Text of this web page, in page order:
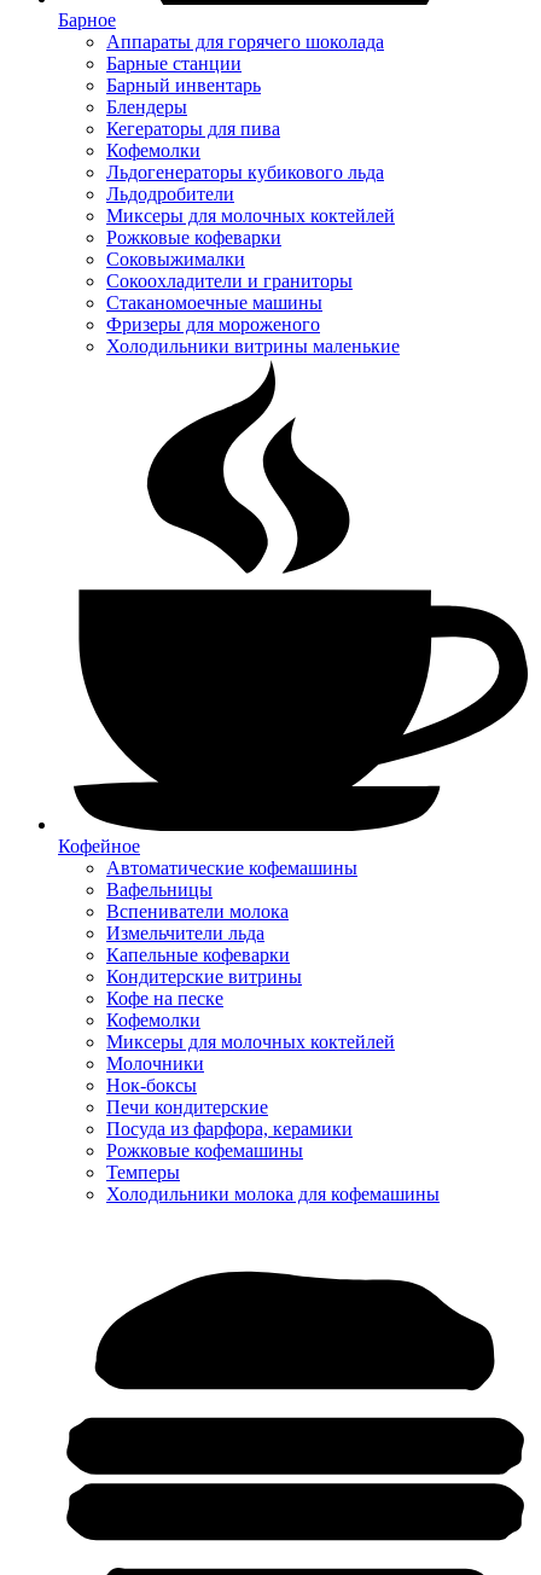
Барное
Аппараты для горячего шоколада
Барные станции
Барный инвентарь
Блендеры
Кегераторы для пива
Кофемолки
Льдогенераторы кубикового льда
Льдодробители
Миксеры для молочных коктейлей
Рожковые кофеварки
Соковыжималки
Сокоохладители и граниторы
Стаканомоечные машины
Фризеры для мороженого
Холодильники витрины маленькие
Кофейное
Автоматические кофемашины
Вафельницы
Вспениватели молока
Измельчители льда
Капельные кофеварки
Кондитерские витрины
Кофе на песке
Кофемолки
Миксеры для молочных коктейлей
Молочники
Нок-боксы
Печи кондитерские
Посуда из фарфора, керамики
Рожковые кофемашины
Темперы
Холодильники молока для кофемашины